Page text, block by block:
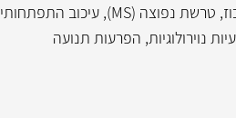
, טרשת נפוצה (MS) , עיכוב התפתחותי
נוירולוגיות, הפרעות תנועה